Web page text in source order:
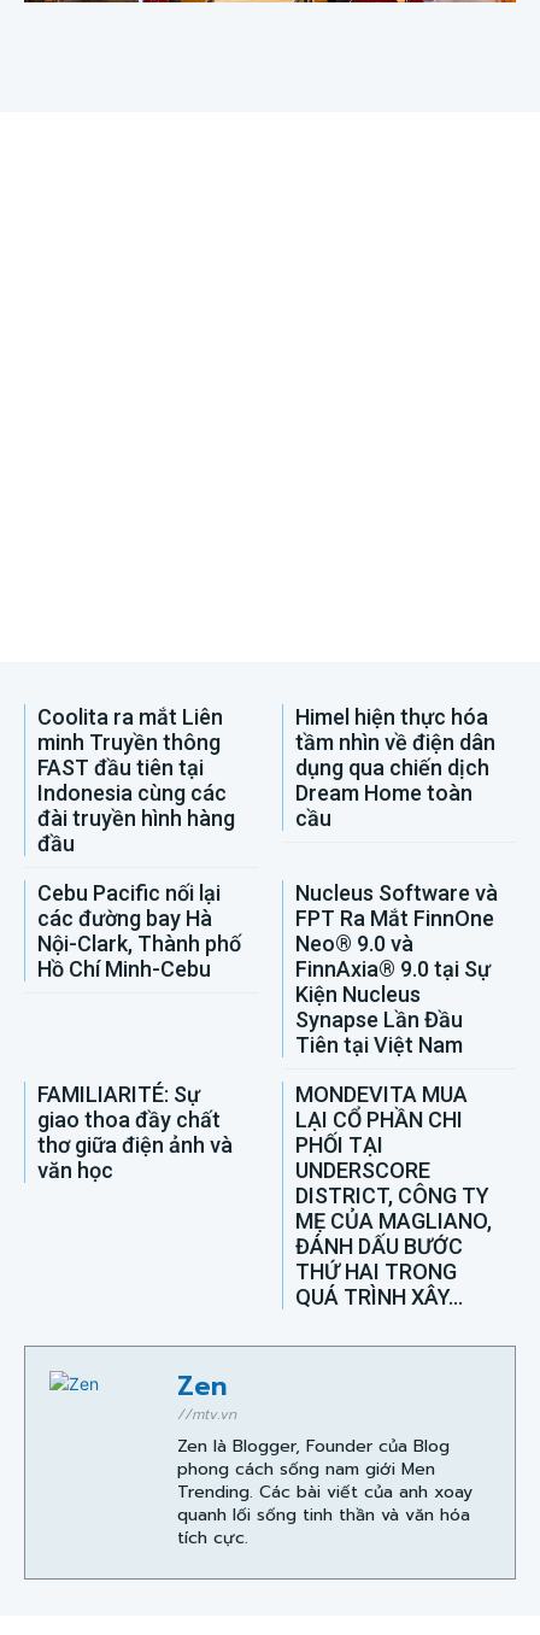
Coolita ra mắt Liên
minh Truyền thông
FAST đầu tiên tại
Indonesia cùng các
đài truyền hình hàng
đầu
Himel hiện thực hóa
tầm nhìn về điện dân
dụng qua chiến dịch
Dream Home toàn
cầu
Cebu Pacific nối lại
các đường bay Hà
Nội-Clark, Thành phố
Hồ Chí Minh-Cebu
Nucleus Software và
FPT Ra Mắt FinnOne
Neo® 9.0 và
FinnAxia® 9.0 tại Sự
Kiện Nucleus
Synapse Lần Đầu
Tiên tại Việt Nam
FAMILIARITÉ: Sự
giao thoa đầy chất
thơ giữa điện ảnh và
văn học
MONDEVITA MUA
LẠI CỔ PHẦN CHI
PHỐI TẠI
UNDERSCORE
DISTRICT, CÔNG TY
MẸ CỦA MAGLIANO,
ĐÁNH DẤU BƯỚC
THỨ HAI TRONG
QUÁ TRÌNH XÂY...
Zen
//mtv.vn
Zen là Blogger, Founder của Blog
phong cách sống nam giới Men
Trending. Các bài viết của anh xoay
quanh lối sống tinh thần và văn hóa
tích cực.